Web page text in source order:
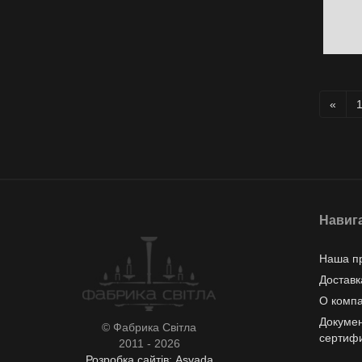
« 1
© Фабрика Світла
2011 - 2026
Наша
О